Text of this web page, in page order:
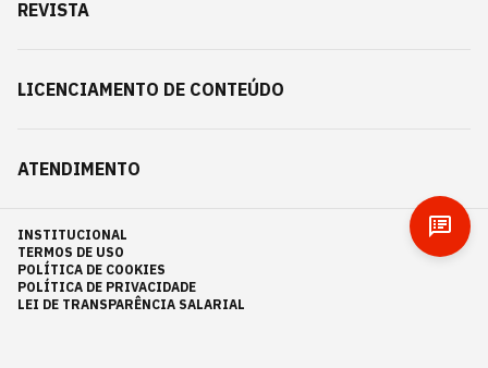
REVISTA
LICENCIAMENTO DE CONTEÚDO
ATENDIMENTO
INSTITUCIONAL
TERMOS DE USO
POLÍTICA DE COOKIES
POLÍTICA DE PRIVACIDADE
LEI DE TRANSPARÊNCIA SALARIAL